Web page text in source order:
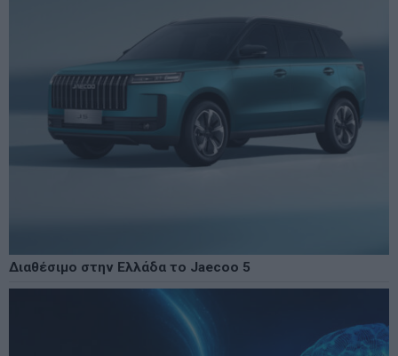
Διαθέσιμο στην Ελλάδα το Jaecoo 5